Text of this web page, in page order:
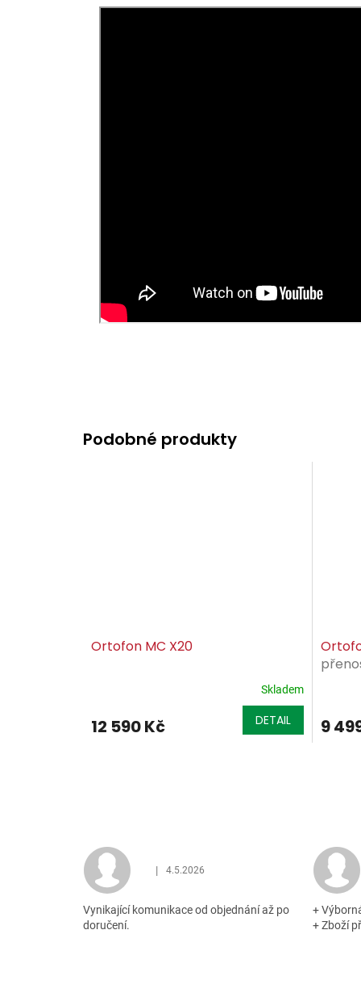
Podobné produkty
Ortofon MC X20
Skladem
12 590 Kč DETAIL 9
Hodnocení obchodu je 5 z 5 hvězdiček.
| 4.5.2026
Vynikající komunikace od objednání až po
doručení.
+
+ Zboží